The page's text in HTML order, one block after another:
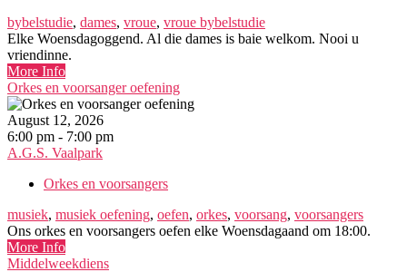
bybelstudie, dames, vroue, vroue bybelstudie
Elke Woensdagoggend. Al die dames is baie welkom. Nooi u
vriendinne.
More Info
Orkes en voorsanger oefening
August 12, 2026
6:00 pm - 7:00 pm
A.G.S. Vaalpark
Orkes en voorsangers
musiek, musiek oefening, oefen, orkes, voorsang, voorsangers
Ons orkes en voorsangers oefen elke Woensdagaand om 18:00.
More Info
Middelweekdiens